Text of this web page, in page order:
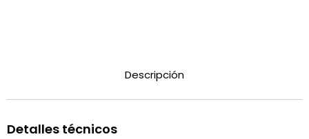
Descripción
Detalles técnicos